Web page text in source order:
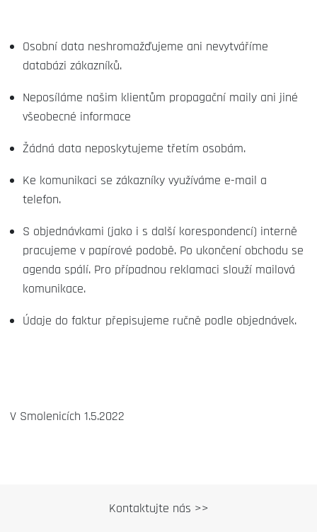
Osobní data neshromažďujeme ani nevytváříme
databázi zákazníků.
Neposíláme našim klientům propagační maily ani jiné
všeobecné informace
Žádná data neposkytujeme třetím osobám.
Ke komunikaci se zákazníky využíváme e-mail a
telefon.
S objednávkami (jako i s další korespondencí) interně
pracujeme v papírové podobě. Po ukončení obchodu se
agenda spálí. Pro případnou reklamaci slouží mailová
komunikace.
Údaje do faktur přepisujeme ručně podle objednávek.
V Smolenicích 1.5.2022
Kontaktujte nás >>